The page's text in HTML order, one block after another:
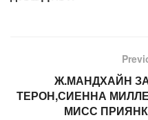
Ж.МАНДХАЙН
ТЕРОН,СИЕННА
МИСС